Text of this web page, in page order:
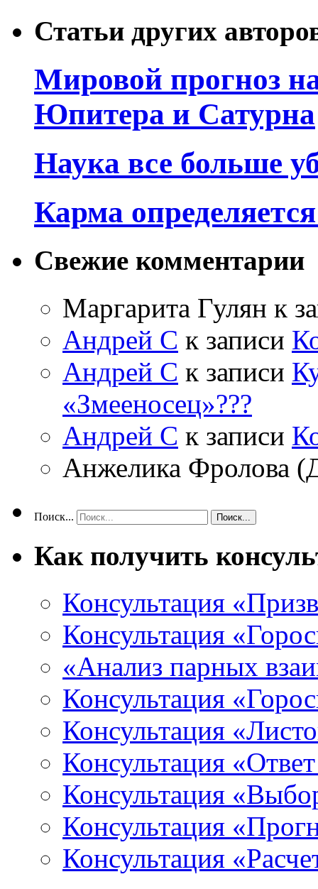
Статьи других
Мировой прогноз
Юпитера и Сатурна
Наука все больше
Карма
Свежие комментарии
Маргарита Гулян к
Андрей С к записи
Андрей С к записи
«Змееносец»???
Андрей С к записи
Анжелика Фролова
Поиск...
Как получить
Консультация
Консультация
«Анализ парных
Консультация
Консультация
Консультация
Консультация
Консультация
Консультация